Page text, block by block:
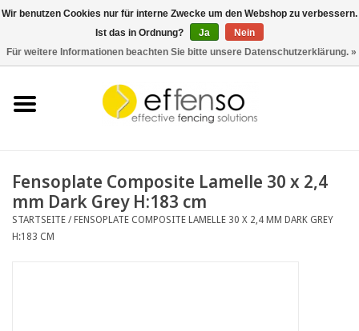
Beleuchtung
Fensoplate Composite Lamelle 30 x 2,4
mm Dark Grey H:183 cm
STARTSEITE /FENSOPLATE COMPOSITE LAMELLE 30 X 2,4 MM DARK GREY
H:183 CM
Wir benutzen Cookies nur für interne Zwecke um den Webshop zu verbessern.
Ist das in Ordnung?
Ja
Nein
Für weitere Informationen beachten Sie bitte unsere Datenschutzerklärung. »